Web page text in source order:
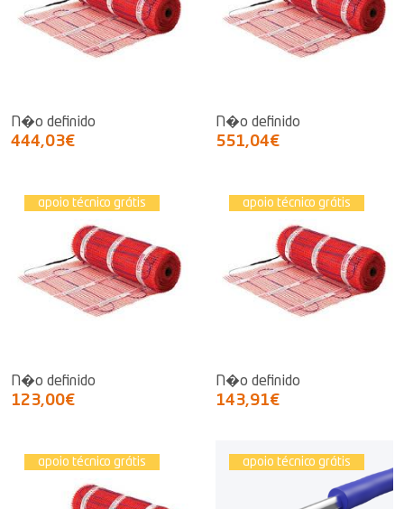
N�o definido
444,03€
N�o definido
551,04€
apoio técnico grátis
N�o definido
123,00€
apoio técnico grátis
N�o definido
143,91€
apoio técnico grátis apoio técnico grátis